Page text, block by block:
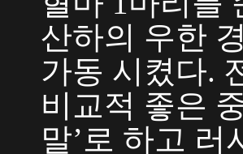
산하의 우한
가동 시켰다.
비교적 좋은
말’로 하고